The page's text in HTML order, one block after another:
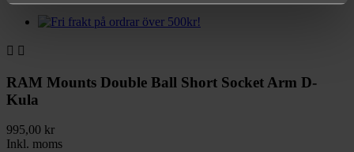
 
RAM Mounts Double Ball Short Socket Arm D-
Kula
995,00 kr
Inkl. moms